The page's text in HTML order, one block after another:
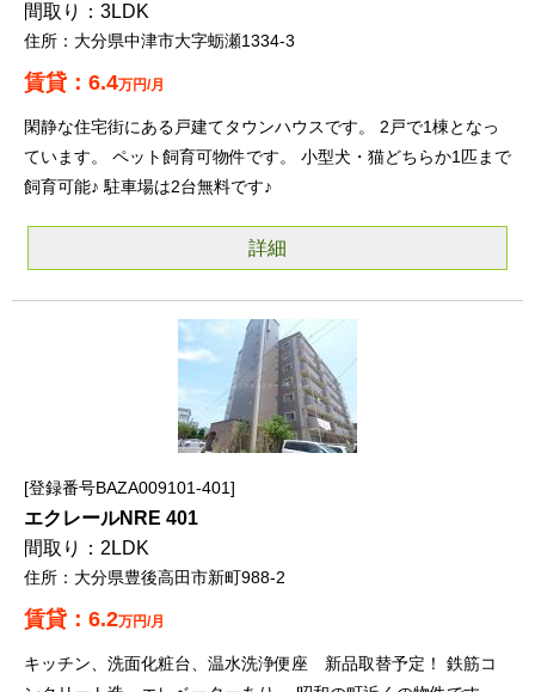
3LDK
大分県中津市大字蛎瀬1334-3
6.4万円/月
閑静な住宅街にある戸建てタウンハウスです。 2戸で1棟となっ
ています。 ペット飼育可物件です。 小型犬・猫どちらか1匹まで
飼育可能♪ 駐車場は2台無料です♪
詳細
登録番号BAZA009101-401
エクレールNRE 401
2LDK
大分県豊後高田市新町988-2
6.2万円/月
キッチン、洗面化粧台、温水洗浄便座 新品取替予定！ 鉄筋コ